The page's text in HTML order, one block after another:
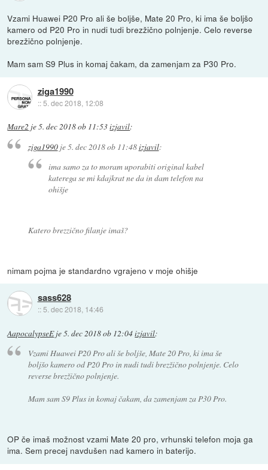
Vzami Huawei P20 Pro ali še boljše, Mate 20 Pro, ki ima še boljšo
kamero od P20 Pro in nudi tudi brezžično polnjenje. Celo reverse
brezžično polnjenje.
Mam sam S9 Plus in komaj čakam, da zamenjam za P30 Pro.
ziga1990
::5. dec 2018, 12:08
Mare2 je5. dec 2018 ob 11:53izjavil:
ziga1990je5. dec 2018 ob 11:48izjavil:
ima samo za to moram uporabiti original kabel
katerega se mi kdajkrat ne da in dam telefon na
ohišje
Katero brezzično filanje imaš?
nimam pojma je standardno vgrajeno v moje ohišje
sass628
:: 5. dec 2018, 14:46
AapocalypseEje5. dec 2018 ob 12:04izjavil:
Vzami Huawei P20 Pro ali še boljše, Mate 20 Pro, ki ima še
boljšo kamero od P20 Pro in nudi tudi brezžično polnjenje. Celo
reverse brezžično polnjenje.
Mam sam S9 Plus in komaj čakam, da zamenjam za P30 Pro.
OP če imaš možnost vzami Mate 20 pro, vrhunski telefon moja ga
ima. Sem precej navdušen nad kamero in baterijo.